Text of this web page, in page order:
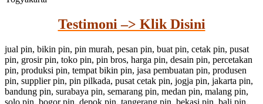
Testimoni –> Klik Disini
jual pin, bikin pin, pin murah, pesan pin, buat pin, cetak pin, pusat
pin, grosir pin, toko pin, pin bros, harga pin, desain pin, percetakan
pin, produksi pin, tempat bikin pin, jasa pembuatan pin, produsen
pin, supplier pin, pin pilkada, pusat cetak pin, jogja pin, jakarta pin,
bandung pin, surabaya pin, semarang pin, medan pin, malang pin,